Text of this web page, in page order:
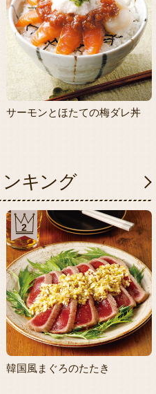
サーモンとほたての梅ダレ丼
キング
2
韓国風まぐろのたたき